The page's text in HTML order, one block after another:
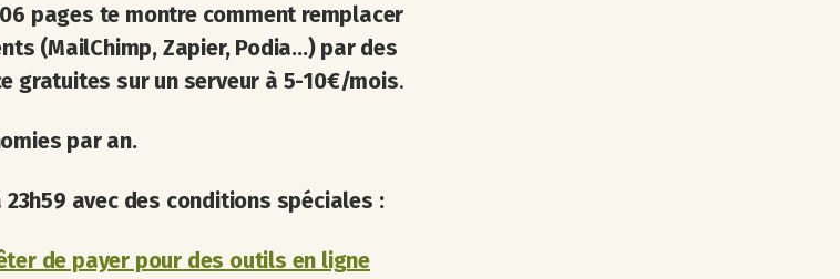
pages te montre comment remplacer
(MailChimp, Zapier, Podia...) par des
gratuites sur un serveur à 5-10€/mois.
par an.
avec des conditions spéciales :
de payer pour des outils en ligne